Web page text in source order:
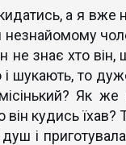
а я вже
незнайомому
не знає хто
шукають, то
Як
він кудись
і